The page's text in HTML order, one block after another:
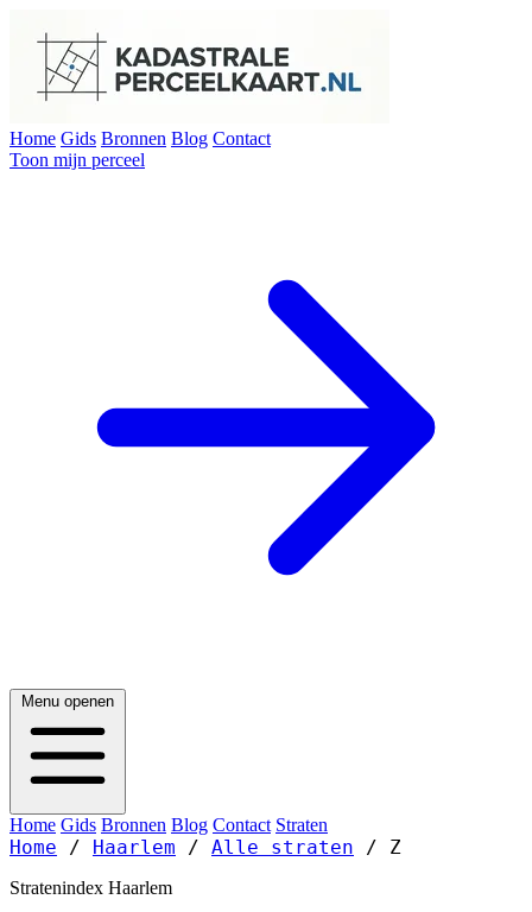
Home Gids Bronnen Blog Contact
Toon mijn perceel
Menu openen
Home Gids Bronnen Blog Contact Straten
Home / Haarlem / Alle straten / Z
Stratenindex Haarlem